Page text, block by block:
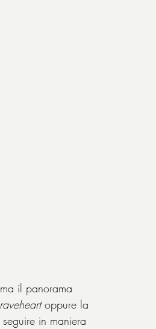
il panorama
oppure la
in maniera